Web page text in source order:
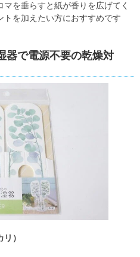
を垂らすと紙が香りを広げてく
を加えたい方におすすめです
器で電源不要の乾燥対
）